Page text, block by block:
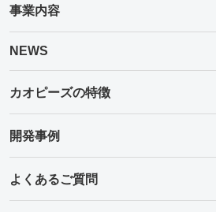
事業内容
NEWS
カオピーズの特徴
開発事例
よくあるご質問